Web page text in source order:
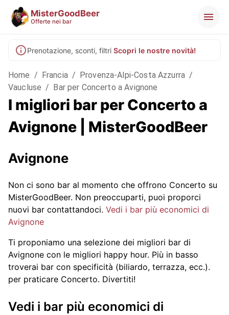
MisterGoodBeer
Offerte nei bar
Prenotazione, sconti, filtri Scopri le nostre novità!
Home / Francia / Provenza-Alpi-Costa Azzurra /
Vaucluse / Bar per Concerto a Avignone
I migliori bar per Concerto a
Avignone | MisterGoodBeer
Avignone
Non ci sono bar al momento che offrono Concerto su
MisterGoodBeer. Non preoccuparti, puoi proporci
nuovi bar contattandoci. Vedi i bar più economici di
Avignone
Ti proponiamo una selezione dei migliori bar di
Avignone con le migliori happy hour. Più in basso
troverai bar con specificità (biliardo, terrazza, ecc.).
per praticare Concerto. Divertiti!
Vedi i bar più economici di